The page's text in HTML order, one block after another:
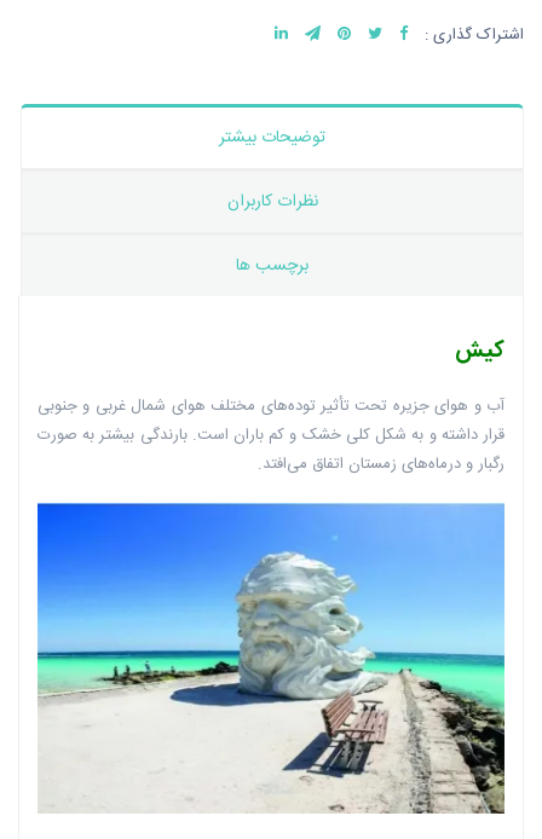
اشتراک گذاری :
توضیحات بیشتر
نظرات کاربران
برچسب ها
کیش
آب و هوای جزیره تحت تأثیر توده‌های مختلف هوای شمال غربی و جنوبی
قرار داشته و به شکل کلی خشک و کم باران است. بارندگی بیشتر به صورت
رگبار و درماه‌های زمستان اتفاق می‌افتد.